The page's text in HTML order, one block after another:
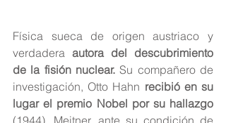
Física sueca de origen austriaco y
verdadera autora del descubrimiento
de la fisión nuclear. Su compañero de
investigación, Otto Hahn recibió en su
lugar el premio Nobel por su hallazgo